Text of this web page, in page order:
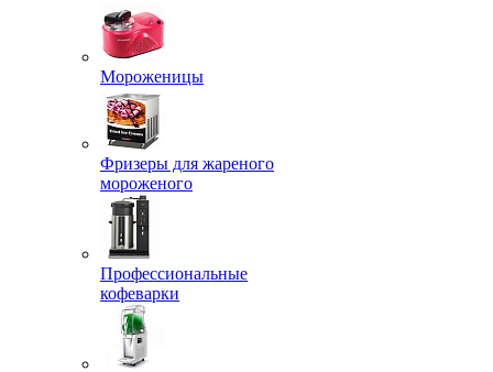
Мороженицы
Фризеры для жареного
мороженого
Профессиональные
кофеварки